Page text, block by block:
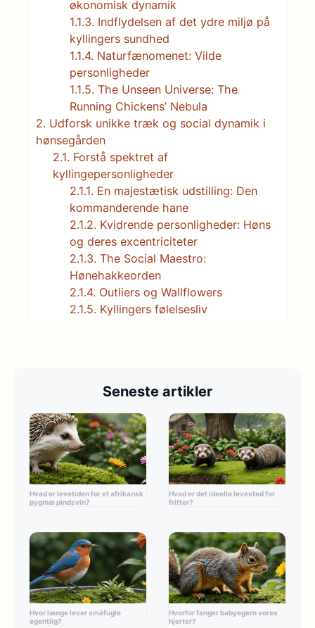
økonomisk dynamik
1.1.3. Indflydelsen af ​​det ydre miljø på
kyllingers sundhed
1.1.4. Naturfænomenet: Vilde
personligheder
1.1.5. The Unseen Universe: The
Running Chickens’ Nebula
2. Udforsk unikke træk og social dynamik i
hønsegården
2.1. Forstå spektret af
kyllingepersonligheder
2.1.1. En majestætisk udstilling: Den
kommanderende hane
2.1.2. Kvidrende personligheder: Høns
og deres excentriciteter
2.1.3. The Social Maestro:
Hønehakkeorden
2.1.4. Outliers og Wallflowers
2.1.5. Kyllingers følelsesliv
Seneste artikler
Hvad er levetiden for et afrikansk
pygmæ pindsvin?
Hvad er det ideelle levested for
fritter?
Hvor længe lever småfugle
egentlig?
Hvorfor fanger babyegern vores
hjerter?